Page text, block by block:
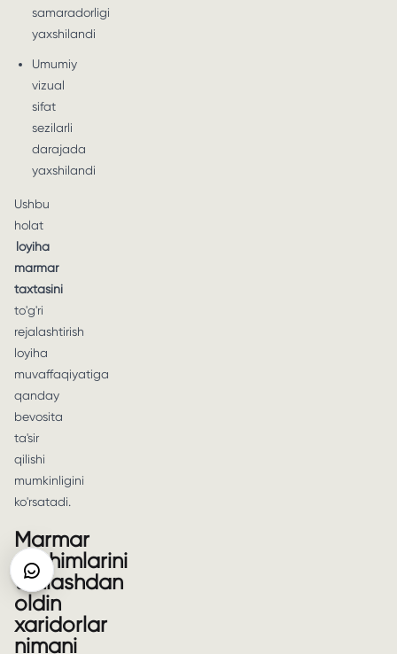
samaradorligi
yaxshilandi
Umumiy
vizual
sifat
sezilarli
darajada
yaxshilandi
Ushbu
holat
loyiha
marmar
taxtasini
to'g'ri
rejalashtirish
loyiha
muvaffaqiyatiga
qanday
bevosita
ta'sir
qilishi
mumkinligini
ko'rsatadi.
Marmar
yechimlarini
tanlashdan
oldin
xaridorlar
nimani